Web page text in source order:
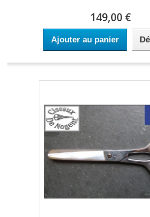
149,00 €
Ajouter au panier